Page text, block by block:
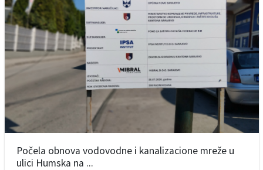
Počela obnova vodovodne i kanalizacione mreže u
ulici Humska na ...